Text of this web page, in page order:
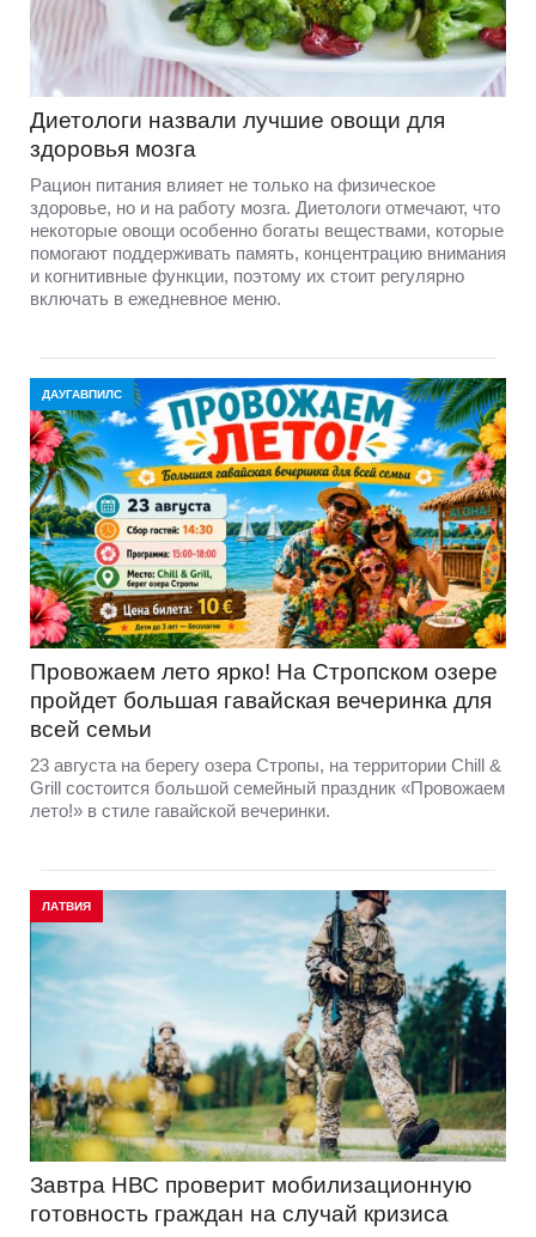
Диетологи назвали лучшие овощи для
здоровья мозга
Рацион питания влияет не только на физическое
здоровье, но и на работу мозга. Диетологи отмечают, что
некоторые овощи особенно богаты веществами, которые
помогают поддерживать память, концентрацию внимания
и когнитивные функции, поэтому их стоит регулярно
включать в ежедневное меню.
ДАУГАВПИЛС
Провожаем лето ярко! На Стропском озере
пройдет большая гавайская вечеринка для
всей семьи
23 августа на берегу озера Стропы, на территории Chill &
Grill состоится большой семейный праздник «Провожаем
лето!» в стиле гавайской вечеринки.
ЛАТВИЯ
Завтра НВС проверит мобилизационную
готовность граждан на случай кризиса